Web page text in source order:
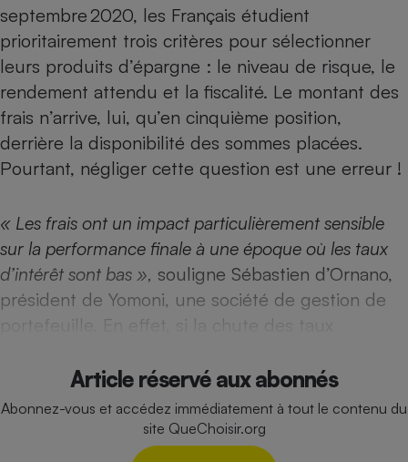
septembre 2020, les Français étudient
prioritairement trois critères pour sélectionner
leurs produits d’épargne : le niveau de risque, le
rendement attendu et la fiscalité. Le montant des
frais n’arrive, lui, qu’en cinquième position,
derrière la disponibilité des sommes placées.
Pourtant, négliger cette question est une erreur !
« Les frais ont un impact particulièrement sensible
sur la performance finale à une époque où les taux
d’intérêt sont bas », souligne Sébastien d’Ornano,
président de Yomoni, une société de gestion de
porte­feuille. En effet, si la chute des taux
Article réservé aux abonnés
Abonnez-vous et accédez immédiatement à tout le contenu du
site QueChoisir.org
Plaque de cuisson à
induction
Climatiseur -
Ventilateur
Cafetière à expressos
Téléphone mobile -
Climatiseur -
Ventilateur